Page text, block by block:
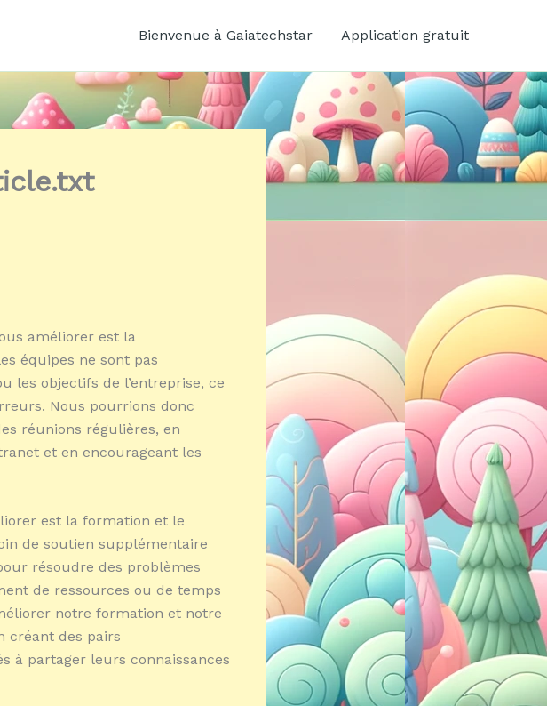
Bienvenue à Gaiatechstar Application gratuit
améliorer est la
équipes ne sont pas
les objectifs de l’entreprise, ce
Nous pourrions donc
réunions régulières, en
et en encourageant les
est la formation et le
de soutien supplémentaire
résoudre des problèmes
de ressources ou de temps
notre formation et notre
créant des pairs
à partager leurs connaissances